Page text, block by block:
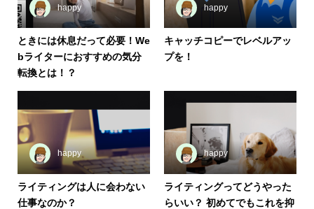
happy
ときには休息だって必要！We
bライターにおすすめの気分
転換とは！？
happy
キャッチコピーでレベルアッ
プを！
happy
ライティングは人に会わない
仕事なのか？
happy
ライティングってどうやった
らいい？ 初めてでもこれを抑